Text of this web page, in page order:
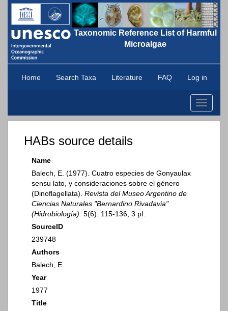
Taxonomic Reference List of Harmful
Microalgae
Home Search Taxa Literature FAQ Log in
Toggle
HABs source details
Name
Balech, E. (1977). Cuatro especies de Gonyaulax
sensu lato, y consideraciones sobre el género
(Dinoflagellata). Revista del Museo Argentino de
Ciencias Naturales "Bernardino Rivadavia"
(Hidrobiología). 5(6): 115-136, 3 pl.
SourceID
239748
Authors
Balech, E.
Year
1977
Title